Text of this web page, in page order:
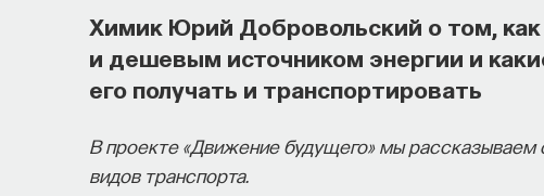
Химик Юрий Добровольский о том,
и дешевым источником энергии и
его получать и транспортировать
В проекте «Движение будущего» мы рассказываем
видов транспорта.